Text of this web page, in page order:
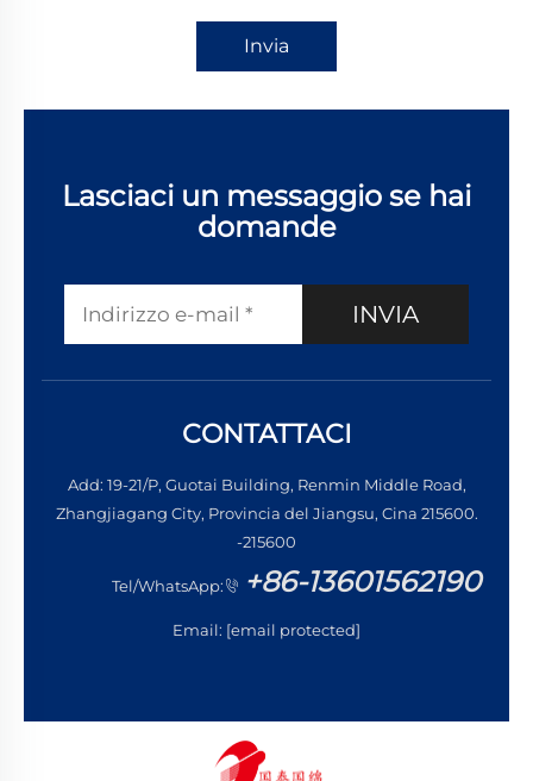
Invia
Lasciaci un messaggio se hai
domande
INVIA
CONTATTACI
Add: 19-21/P, Guotai Building, Renmin Middle Road,
Zhangjiagang City, Provincia del Jiangsu, Cina 215600.
-215600
Tel/WhatsApp: +86-13601562190
Email: [email protected]